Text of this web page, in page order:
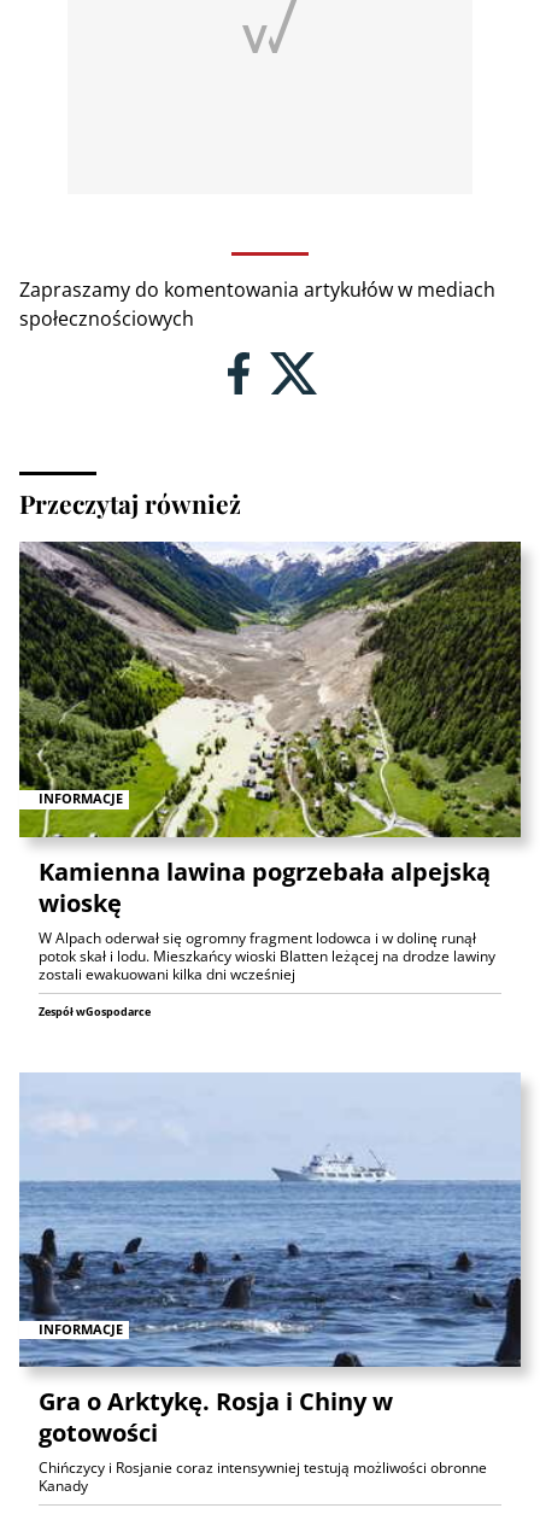
Zapraszamy do komentowania artykułów w mediach
społecznościowych
Przeczytaj również
INFORMACJE
Kamienna lawina pogrzebała alpejską
wioskę
W Alpach oderwał się ogromny fragment lodowca i w dolinę runął
potok skał i lodu. Mieszkańcy wioski Blatten leżącej na drodze lawiny
zostali ewakuowani kilka dni wcześniej
Zespół wGospodarce
INFORMACJE
Gra o Arktykę. Rosja i Chiny w
gotowości
Chińczycy i Rosjanie coraz intensywniej testują możliwości obronne
Kanady